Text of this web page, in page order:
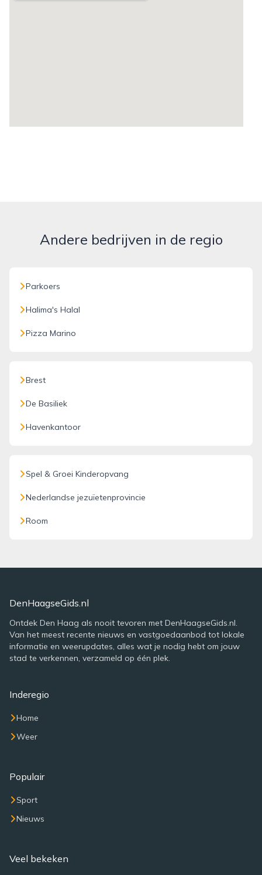
Andere bedrijven in de regio
Parkoers
Halima's Halal
Pizza Marino
Brest
De Basiliek
Havenkantoor
Spel & Groei Kinderopvang
Nederlandse jezuïetenprovincie
Room
DenHaagseGids.nl
Ontdek Den Haag als nooit tevoren met DenHaagseGids.nl.
Van het meest recente nieuws en vastgoedaanbod tot lokale
informatie en weerupdates, alles wat je nodig hebt om jouw
stad te verkennen, verzameld op één plek.
Inderegio
Home
Weer
Populair
Sport
Nieuws
Veel bekeken